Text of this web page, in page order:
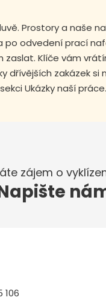
Prostory a naše
po odvedení prací
zaslat. Klíče vám
dřívějších zakázek si
Ukázky naší práce.
zájem o
106